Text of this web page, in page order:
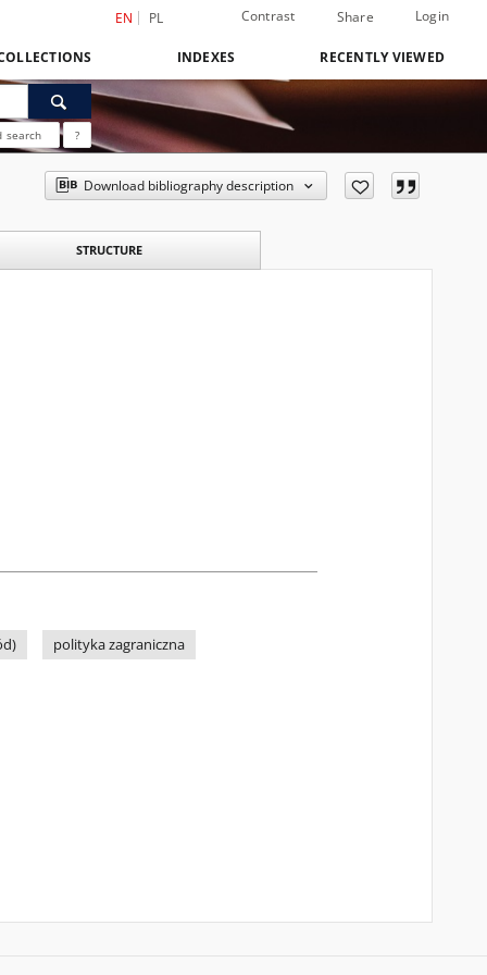
EN PL Contrast Share Login
INDEXES RECENTLY VIEWED
search ?
Download bibliography description
STRUCTURE
polityka zagraniczna